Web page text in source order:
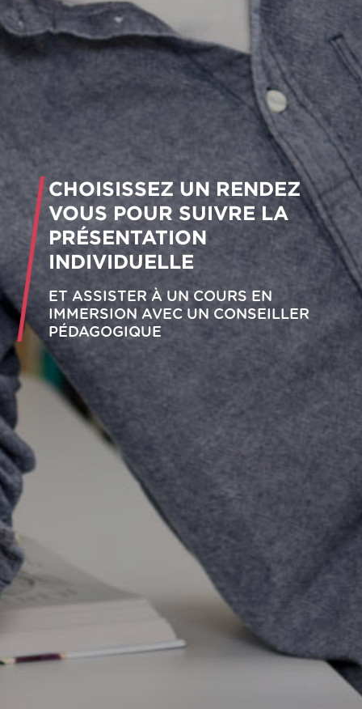
CHOISISSEZ UN RENDEZ
VOUS POUR SUIVRE LA
PRÉSENTATION
INDIVIDUELLE
ET ASSISTER À UN COURS EN
IMMERSION AVEC UN CONSEILLER
PÉDAGOGIQUE